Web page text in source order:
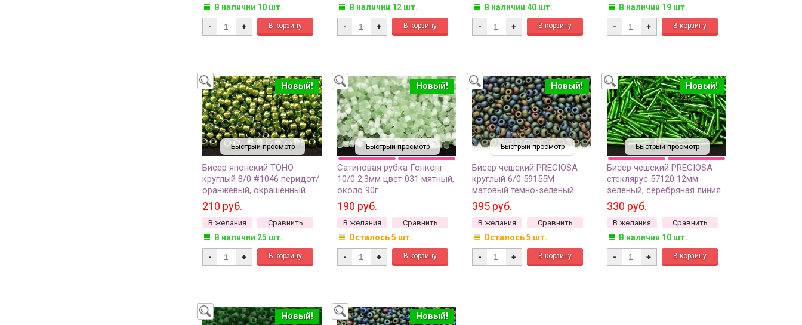
В наличии 10 шт.
- +
В наличии 12 шт.
- +
В наличии 40 шт.
- +
В наличии 19 шт.
- +
Быстрый просмотр
Новый!
Бисер японский TOHO
круглый 8/0 #1046 перидот/
оранжевый, окрашенный
изнутри, 10 грамм
210 руб.
В желания Сравнить
В наличии 25 шт.
- +
Быстрый просмотр
Новый!
Сатиновая рубка Гонконг
10/0 2,3мм цвет 031 мятный,
около 90г
190 руб.
В желания Сравнить
Осталось 5 шт.
- +
Быстрый просмотр
Новый!
Бисер чешский PRECIOSA
круглый 6/0 59155М
матовый темно-зеленый
непрозрачный ирис, 50г
395 руб.
В желания Сравнить
Осталось 5 шт.
- +
Быстрый просмотр
Новый!
Бисер чешский PRECIOSA
стеклярус 57120 12мм
зеленый, серебряная линия
внутри, 50г
330 руб.
В желания Сравнить
В наличии 10 шт.
- +
Новый! Новый!